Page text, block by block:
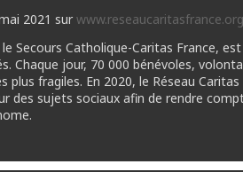
2021 sur
Secours Catholique-Caritas France,
Chaque jour, 70 000 bénévoles,
fragiles. En 2020, le Réseau
des sujets sociaux afin de rendre